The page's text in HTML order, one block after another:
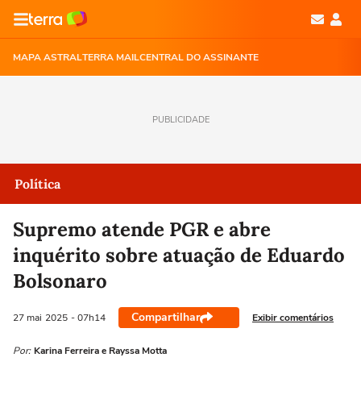
MAPA ASTRALTERRA MAILCENTRAL DO ASSINANTE
PUBLICIDADE
Política
Supremo atende PGR e abre
inquérito sobre atuação de Eduardo
Bolsonaro
27 mai 2025 - 07h14 Compartilhar Exibir comentários
Por: Karina Ferreira e Rayssa Motta